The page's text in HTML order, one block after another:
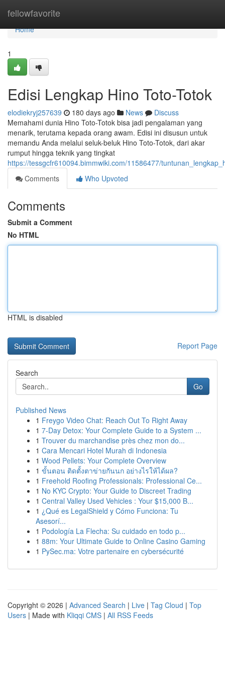
fellowfavorite
Home
Home
1
Edisi Lengkap Hino Toto-Totok
elodiekryj257639 180 days ago News
Discuss
Memahami dunia Hino Toto-Totok bisa jadi pengalaman yang
menarik, terutama kepada orang awam. Edisi ini disusun untuk
memandu Anda melalui seluk-beluk Hino Toto-Totok, dari akar
rumput hingga teknik yang tingkat
https://tessgcfr610094.bimmwiki.com/11586477/
Comments
Who Upvoted
Comments
Submit a Comment
No HTML
HTML is disabled
Report Page
Search
Go
Published News
1 Freygo Video Chat: Reach Out To Right Away
1 7-Day Detox: Your Complete Guide to a System ...
1 Trouver du marchandise près chez mon do...
1 Cara Mencari Hotel Murah di Indonesia
1 Wood Pellets: Your Complete Overview
1 ขั้นตอน ติดตั้งตาข่ายกันนก อย่างไรให้ได้ผล?
1 Freehold Roofing Professionals: Professional Ce...
1 No KYC Crypto: Your Guide to Discreet Trading
1 Central Valley Used Vehicles : Your $15,000 B...
1 ¿Qué es LegalShield y Cómo Funciona: Tu
Asesorí...
1 Podología La Flecha: Su cuidado en todo p...
1 88m: Your Ultimate Guide to Online Casino Gaming
1 PySec.ma: Votre partenaire en cybersécurité
Copyright © 2026 | Advanced Search | Live | Tag Cloud | Top
Users | Made with Kliqqi CMS | All RSS Feeds